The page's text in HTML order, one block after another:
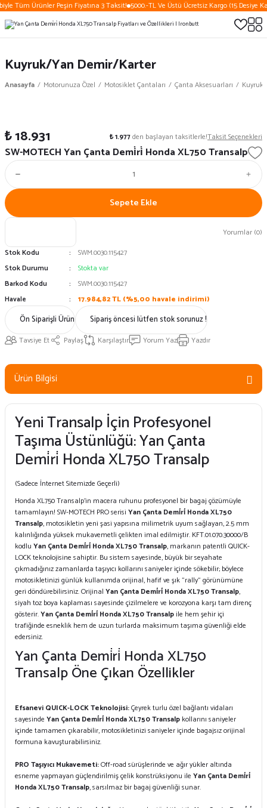
Tüm Ürünler Peşin Fiyatına 3 Taksit! 5000.-TL Ve Üstü Ücretsiz Kargo (15 Desiye
Kuyruk/Yan Demir/Karter
Anasayfa Motorunuza Özel Motosiklet Çantaları Çanta Aksesuarları
Yorumlar (0)
SW-MOTECH Yan Çanta Demi̇ri̇ Honda XL750 Transalp
₺ 18.931 ₺ 1.977den başlayan taksitlerle!Taksit Seçenekleri
Stok Kodu
SWM.0030.115427
Stok Durumu
Stokta var
Barkod Kodu
SWM.0030.115427
Havale
17.984,82 TL (%5,00 havale indirimi)
Sepete Ekle
Ön Siparişli Ürün Sipariş öncesi lütfen stok sorunuz !
Tavsiye Et Paylaş Karşılaştır Yorum Yaz Yazdır
Ürün Bilgisi
Yeni Transalp İçin Profesyonel
Taşıma Üstünlüğü: Yan Çanta
Demi̇ri̇ Honda XL750 Transalp
(Sadece İnternet Sitemizde Geçerli)
Honda XL750 Transalp’in macera ruhunu profesyonel bir bagaj çözümüyle
tamamlayın! SW-MOTECH PRO serisi Yan Çanta Demi̇ri̇ Honda XL750
Transalp, motosikletin yeni şasi yapısına milimetrik uyum sağlayan, 2.5 mm
kalınlığında yüksek mukavemetli çelikten imal edilmiştir. KFT.01.070.30000/B
kodlu Yan Çanta Demi̇ri̇ Honda XL750 Transalp, markanın patentli QUICK-
LOCK teknolojisine sahiptir. Bu sistem sayesinde, büyük bir seyahate
çıkmadığınız zamanlarda taşıyıcı kollarını saniyeler içinde sökebilir; böylece
motosikletinizi günlük kullanımda orijinal, hafif ve şık "rally" görünümüne
geri döndürebilirsiniz. Orijinal Yan Çanta Demi̇ri̇ Honda XL750 Transalp,
siyah toz boya kaplaması sayesinde çizilmelere ve korozyona karşı tam direnç
gösterir.Yan Çanta Demi̇ri̇ Honda XL750 Transalpile hem şehir içi
trafiğinde esneklik hem de uzun turlarda maksimum taşıma güvenliği elde
edersiniz.
Yan Çanta Demi̇ri̇ Honda XL750
Transalp Öne Çıkan Özellikler
Efsanevi QUICK-LOCK Teknolojisi:Çeyrek turlu özel bağlantı vidaları
sayesinde Yan Çanta Demi̇ri̇ Honda XL750 Transalp kollarını saniyeler
içinde tamamen çıkarabilir, motosikletinizi saniyeler içinde bagajsız orijinal
formuna kavuşturabilirsiniz.
PRO Taşıyıcı Mukavemeti:Off-road sürüşlerinde ve ağır yükler altında
esneme yapmayan güçlendirilmiş çelik konstrüksiyonu ile Yan Çanta Demi̇ri̇
Honda XL750 Transalp, sarsılmaz bir bagaj güvenliği sunar.